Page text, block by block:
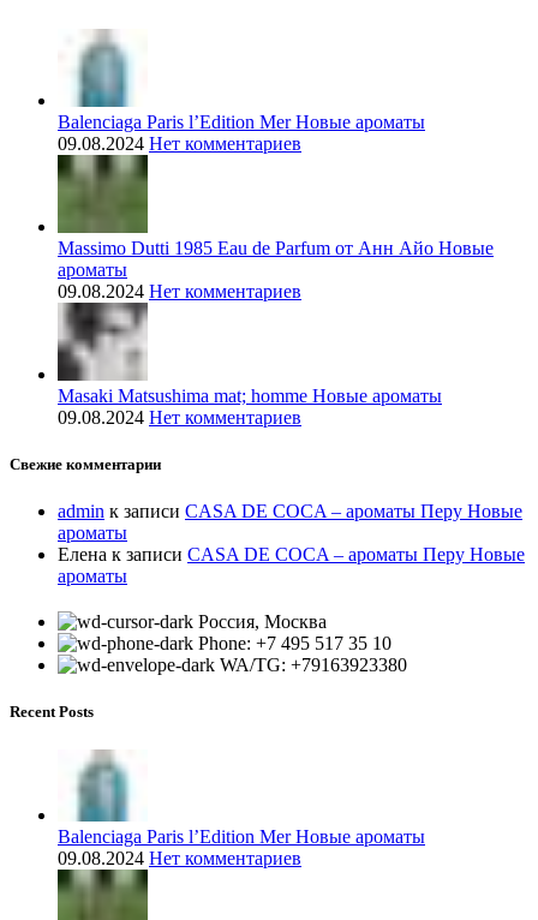
Balenciaga Paris l’Edition Mer Новые ароматы
09.08.2024 Нет комментариев
Massimo Dutti 1985 Eau de Parfum от Анн Айо Новые
ароматы
09.08.2024 Нет комментариев
Masaki Matsushima mat; homme Новые ароматы
09.08.2024 Нет комментариев
Свежие комментарии
admin к записи CASA DE COCA – ароматы Перу Новые
ароматы
Елена к записи CASA DE COCA – ароматы Перу Новые
ароматы
Россия, Москва
Phone: +7 495 517 35 10
WA/TG: +79163923380
Recent Posts
Balenciaga Paris l’Edition Mer Новые ароматы
09.08.2024 Нет комментариев